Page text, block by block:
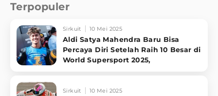
Terpopuler
Sirkuit 10 Mei 2025
Aldi Satya Mahendra Baru Bisa
Percaya Diri Setelah Raih 10 Besar di
World Supersport 2025,
Sirkuit 10 Mei 2025